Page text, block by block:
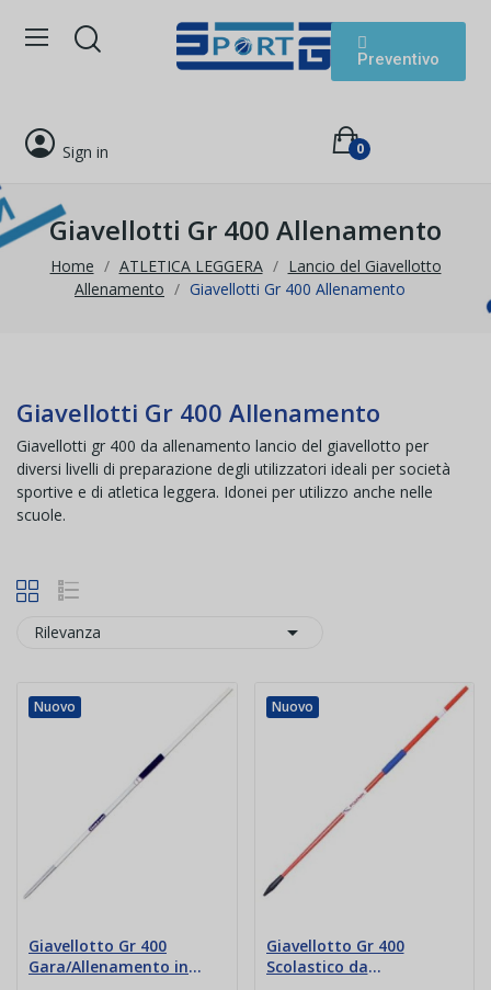
Preventivo
Sign in 0
Giavellotti Gr 400 Allenamento
Home ATLETICA LEGGERA
Lancio del Giavellotto
Allenamento
Giavellotti Gr 400 Allenamento
Giavellotti Gr 400 Allenamento
Giavellotti gr 400 da allenamento lancio del giavellotto per
diversi livelli di preparazione degli utilizzatori ideali per società
sportive e di atletica leggera. Idonei per utilizzo anche nelle
scuole.
Rilevanza 
Nuovo
Giavellotto Gr 400
Gara/Allenamento in
Nuovo
Giavellotto Gr 400
Scolastico da